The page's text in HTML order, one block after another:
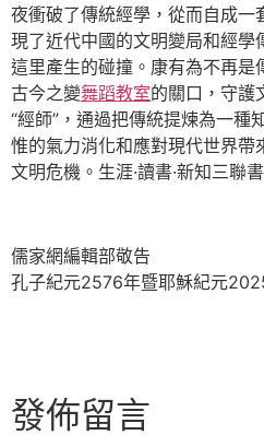
夜衝破了傳統經學，從而自成一
現了近代中國的文明變局和經學
這里產生的碰撞。康有為不再是
古今之變舞蹈教室的關口，守護
“經師”，通過把傳統提煉為一種
惟的氣力消化和應對現代世界帶
文明危機。生涯·讀書·新知三聯
儒家網編輯部敬告
孔子紀元2576年暨耶穌紀元
發佈留言